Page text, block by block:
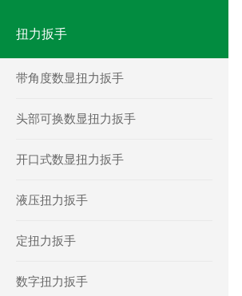
扭力扳手
带角度数显扭力扳手
头部可换数显扭力扳手
开口式数显扭力扳手
液压扭力扳手
定扭力扳手
数字扭力扳手